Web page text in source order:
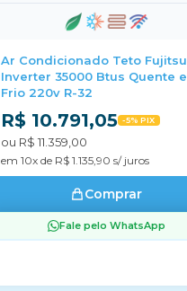
Ar Condicionado Teto Fujitsu
Inverter 35000 Btus Quente e
Frio 220v R-32
R$ 10.791,05 -5% PIX
ou R$ 11.359,00
em 10x de R$ 1.135,90 s/ juros
Comprar
Fale pelo WhatsApp